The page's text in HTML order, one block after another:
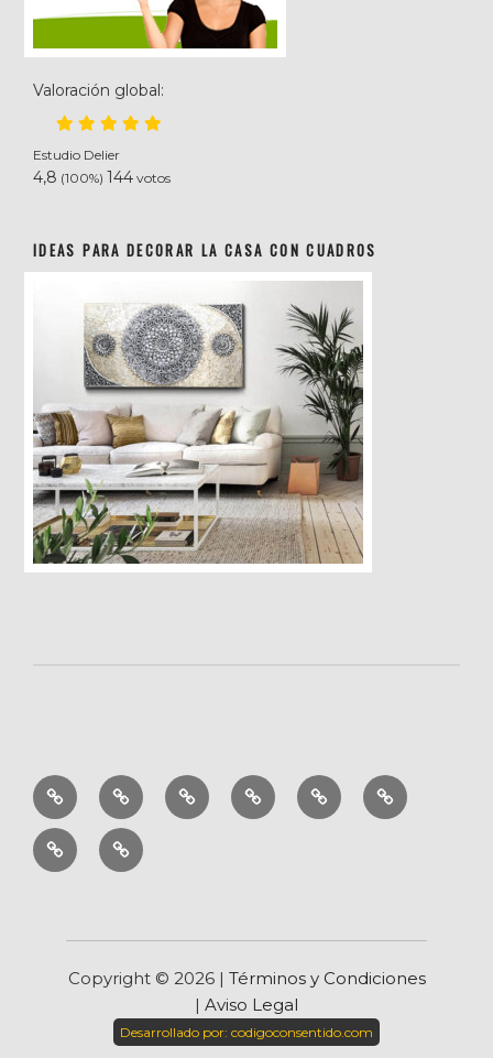
Valoración global:
Estudio Delier
4,8 (100%) 144 votos
IDEAS PARA DECORAR LA CASA CON CUADROS
Cuadros
por
estilos
Aromaterapia
zen
DecoraciónMueblesRegalo
original
Ofertas
Blog Inicio
Copyright © 2026 | Términos y Condiciones
| Aviso Legal
Desarrollado por: codigoconsentido.com